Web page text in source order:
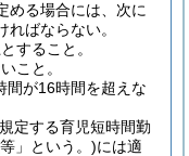
める場合には、次に
ばならない。
すること。
こと。
間が16時間を超えな
定する育児短時間勤
」という。)には適